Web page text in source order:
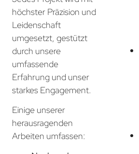
höchster Präzision und
Leidenschaft
umgesetzt, gestützt
durch unsere
umfassende
Erfahrung und unser
starkes Engagement.
Einige unserer
herausragenden
Arbeiten umfassen: